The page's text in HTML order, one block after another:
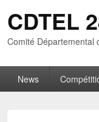
CDTEL
Comité Départemental
News